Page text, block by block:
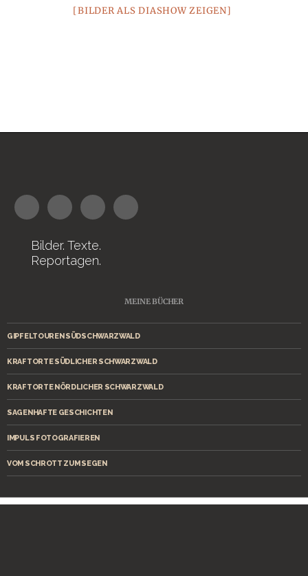
[BILDER ALS DIASHOW ZEIGEN]
Bilder. Texte.
Reportagen.
MEINE BÜCHER
GIPFELTOUREN SÜDSCHWARZWALD
KRAFTORTE SÜDLICHER SCHWARZWALD
KRAFTORTE NÖRDLICHER SCHWARZWALD
SAGENHAFTE GESCHICHTEN
IMPULS FOTOGRAFIEREN
VOM SCHROTT ZUM SEGEN